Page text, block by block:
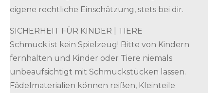
eigene rechtliche Einschätzung, stets bei dir.
SICHERHEIT FÜR KINDER | TIERE
Schmuck ist kein Spielzeug! Bitte von Kindern
fernhalten und Kinder oder Tiere niemals
unbeaufsichtigt mit Schmuckstücken lassen.
Fädelmaterialien können reißen, Kleinteile